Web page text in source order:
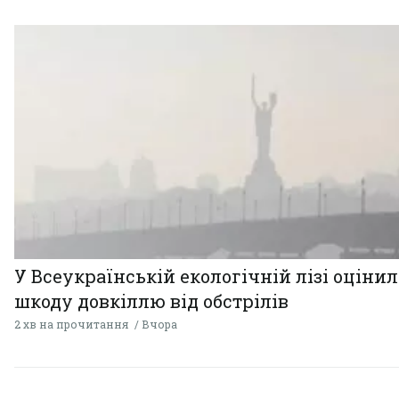
У Всеукраїнській екологічній лізі
шкоду довкіллю від обстрілів
2 хв на прочитання Вчора